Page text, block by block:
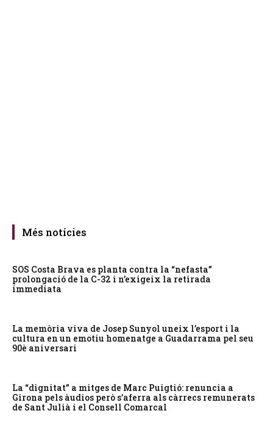
Més notícies
SOS Costa Brava es planta contra la “nefasta”
prolongació de la C-32 i n’exigeix la retirada
immediata
La memòria viva de Josep Sunyol uneix l’esport i la
cultura en un emotiu homenatge a Guadarrama pel seu
90è aniversari
La “dignitat” a mitges de Marc Puigtió: renuncia a
Girona pels àudios però s’aferra als càrrecs remunerats
de Sant Julià i el Consell Comarcal